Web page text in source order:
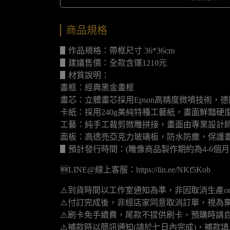
商品規格
▋作品規格：帶框尺寸 36*36cm
▋建議售價：全款含運1210元
▋材質說明：
畫框：經典黑金畫框
畫芯：立體畫芯採用Epson高精度微噴技術，
卡紙：採用240g美純特種工藝紙，畫面鮮豔硬
工藝：純手工裁剪微雕拼接，畫面由專業設計
面板：高透亮亞克力玻璃板，防水防塵，保護
▋預計發行時間：(雕像商品製作期約為4-6個
🆕LINE@線上客服：https://lin.ee/NKf5Kob
⚠️到貨時間以工作室通知為準，非因取消生產
⚠️付訂完成後，非經店家同意取消訂單，視為
⚠️刷卡免手續費，尾款不提供刷卡，預購時請
⚠️補款時以簡訊通知(請於七日內完成)，補款